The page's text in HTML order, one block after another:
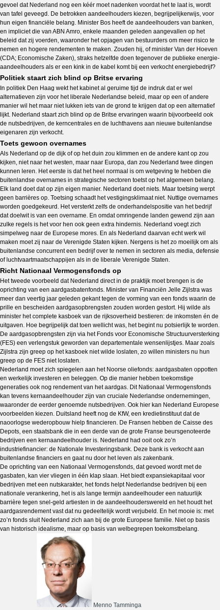
gevoel dat Nederland nog een kéér moet nadenken voordat het te laat is, wordt
van tafel geveegd. De betrokken aandeelhouders kiezen, begrijpelijkerwijs, voor
hun eigen financiële belang. Minister Bos heeft de aandeelhouders van banken,
en impliciet die van ABN Amro, enkele maanden geleden aangevallen op het
beleid dat zij voerden, waaronder het opjagen van bestuurders om meer risico te
nemen en hogere rendementen te maken. Zouden hij, of minister Van der Hoeven
(CDA; Economische Zaken), straks hetzelfde doen tegenover de publieke energie-
aandeelhouders als er een kink in de kabel komt bij een verkocht energiebedrijf?
Politiek staart zich blind op Britse ervaring
In politiek Den Haag wekt het kabinet al geruime tijd de indruk dat er wel
alternatieven zijn voor het liberale Nederlandse beleid, maar op een of andere
manier wil het maar niet lukken iets van de grond te krijgen dat op een alternatief
lijkt. Nederland staart zich blind op de Britse ervaringen waarin bijvoorbeeld ook
de nutsbedrijven, de kerncentrales en de luchthavens aan nieuwe buitenlandse
eigenaren zijn verkocht.
Toets gewoon overnames
Als Nederland op de dijk of op het duin zou klimmen en de andere kant op zou
kijken, niet naar het westen, maar naar Europa, dan zou Nederland twee dingen
kunnen leren. Het eerste is dat het heel normaal is om wetgeving te hebben die
buitenlandse overnames in strategische sectoren toetst op het algemeen belang.
Elk land doet dat op zijn eigen manier. Nederland doet niets. Maar toetsing werpt
geen barrières op. Toetsing schaadt het vestigingsklimaat niet. Nuttige overnames
worden goedgekeurd. Het versterkt zelfs de onderhandelspositie van het bedrijf
dat doelwit is van een overname. En omdat omringende landen gewend zijn aan
zulke regels is het voor hen ook geen extra hindernis. Nederland voegt zich
simpelweg naar de Europese mores. En als Nederland daarvan echt werk wil
maken moet zij naar de Verenigde Staten kijken. Nergens is het zo moeilijk om als
buitenlandse concurrent een bedrijf over te nemen in sectoren als media, defensie
of luchtvaartmaatschappijen als in de liberale Verenigde Staten.
Richt Nationaal Vermogensfonds op
Het tweede voorbeeld dat Nederland direct in de praktijk moet brengen is de
oprichting van een aardgasbatenfonds. Minister van Financiën Jelle Zijlstra was
meer dan veertig jaar geleden gekant tegen de vorming van een fonds waarin de
prille en bescheiden aardgasopbrengsten zouden worden gestort. Hij wilde als
minister het complete kasboek van de rijksoverheid bestieren: de inkomsten én de
uitgaven. Hoe begrijpelijk dat toen wellicht was, het begint nu potsierlijk te worden.
De aardgasopbrengsten zijn via het Fonds voor Economische Structuurversterking
(FES) een verlengstuk geworden van departementale wensenlijstjes. Maar zoals
Zijlstra zijn greep op het kasboek niet wilde loslaten, zo willen ministers nu hun
greep op de FES niet loslaten.
Nederland moet zich spiegelen aan het Noorse oliefonds: aardgasbaten oppotten
en werkelijk investeren en beleggen. Op die manier hebben toekomstige
generaties ook nog rendement van het aardgas. Dit Nationaal Vermogensfonds
kan tevens kernaandeelhouder zijn van cruciale Nederlandse ondernemingen,
waaronder de eerder genoemde nutsbedrijven. Ook hier kan Nederland Europese
voorbeelden kiezen. Duitsland heeft nog de KfW, een kredietinstituut dat de
naoorlogse wederopbouw hielp financieren. De Fransen hebben de Caisse des
Depots, een staatsbank die in een derde van de grote Franse beursgenoteerde
bedrijven een kernaandeelhouder is. Nederland had ooit ook zo’n
industriefinancier: de Nationale Investeringsbank. Deze bank is verkocht aan
buitenlandse financiers en gaat nu door het leven als zakenbank.
De oprichting van een Nationaal Vermogensfonds, dat gevoed wordt met de
gasbaten, kan vier vliegen in één klap slaan. Het biedt expansiekapitaal voor
bedrijven met een nutskarakter, het fonds helpt Nederlandse bedrijven bij een
nationale verankering, het is als lange termijn aandeelhouder een natuurlijk
barrière tegen snel-geld artiesten in de aandeelhouderswereld en het houdt het
aardgasrendement vast dat nu gedeeltelijk wordt verjubeld. En het mooie is: met
zo’n fonds sluit Nederland zich aan bij de grote Europese familie. Niet op basis
van historisch idealisme, maar op basis van welbegrepen toekomstbelang.
Menno Tamminga